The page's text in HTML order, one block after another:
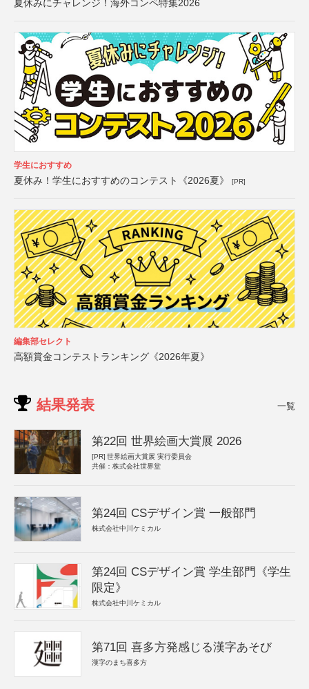
夏休みにチャレンジ！海外コンペ特集2026
学生におすすめ
夏休み！学生におすすめのコンテスト《2026夏》 [PR]
編集部セレクト
高額賞金コンテストランキング《2026年夏》
結果発表 一覧
第22回 世界絵画大賞展 2026
[PR] 世界絵画大賞展 実行委員会
共催：株式会社世界堂
第24回 CSデザイン賞 一般部門
株式会社中川ケミカル
第24回 CSデザイン賞 学生部門《学生
限定》
株式会社中川ケミカル
第71回 喜多方発感じる漢字あそび
漢字のまち喜多方